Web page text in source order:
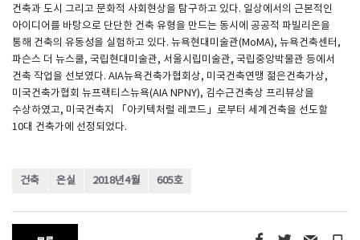
건축과 도시 그리고 문화적 사회현상을 탐구하고 있다. 일상에서의 근본적인
아이디어를 바탕으로 단단한 건축 유형을 만드는 동시에 공공적 파빌리온을
통해 건축의 유동성을 실험하고 있다. 뉴욕현대미술관(MoMA), 뉴욕건축센터,
파슨스 더 뉴스쿨, 국립현대미술관, 서울시립미술관, 국립중앙박물관 등에서
건축 작업을 선보였다. AIA뉴욕건축가협회상, 미국건축연맹 젊은건축가상,
미국건축가협회 뉴프랙티스뉴욕(AIA NPNY), 김수근건축상 프리뷰상을
수상하였고, 미국건축지 「아키텍처럴 레코드」로부터 세계건축을 선도할
10대 건축가에 선정되었다.
건축 온실 2018년4월 605호